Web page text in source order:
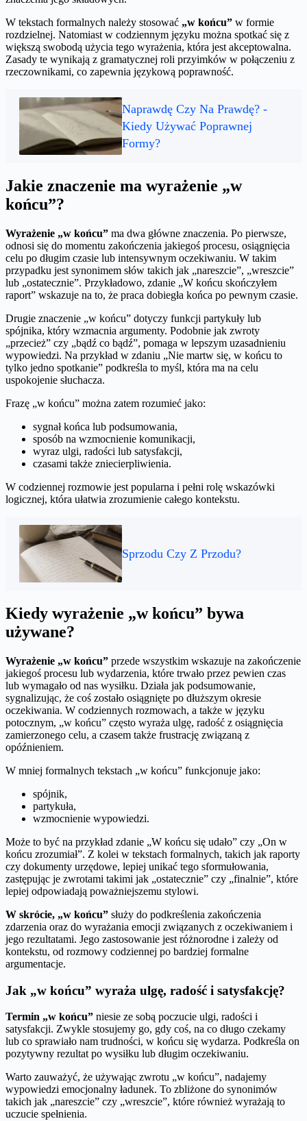
W tekstach formalnych należy stosować „w końcu” w formie
rozdzielnej. Natomiast w codziennym języku można spotkać się z
większą swobodą użycia tego wyrażenia, która jest akceptowalna.
Zasady te wynikają z gramatycznej roli przyimków w połączeniu z
rzeczownikami, co zapewnia językową poprawność.
Naprawdę Czy Na Prawdę? -
Kiedy Używać Poprawnej
Formy?
Jakie znaczenie ma wyrażenie „w
końcu”?
Wyrażenie „w końcu” ma dwa główne znaczenia. Po pierwsze,
odnosi się do momentu zakończenia jakiegoś procesu, osiągnięcia
celu po długim czasie lub intensywnym oczekiwaniu. W takim
przypadku jest synonimem słów takich jak „nareszcie”, „wreszcie”
lub „ostatecznie”. Przykładowo, zdanie „W końcu skończyłem
raport” wskazuje na to, że praca dobiegła końca po pewnym czasie.
Drugie znaczenie „w końcu” dotyczy funkcji partykuły lub
spójnika, który wzmacnia argumenty. Podobnie jak zwroty
„przecież” czy „bądź co bądź”, pomaga w lepszym uzasadnieniu
wypowiedzi. Na przykład w zdaniu „Nie martw się, w końcu to
tylko jedno spotkanie” podkreśla to myśl, która ma na celu
uspokojenie słuchacza.
Frazę „w końcu” można zatem rozumieć jako:
sygnał końca lub podsumowania,
sposób na wzmocnienie komunikacji,
wyraz ulgi, radości lub satysfakcji,
czasami także zniecierpliwienia.
W codziennej rozmowie jest popularna i pełni rolę wskazówki
logicznej, która ułatwia zrozumienie całego kontekstu.
Sprzodu Czy Z Przodu?
Kiedy wyrażenie „w końcu” bywa
używane?
Wyrażenie „w końcu” przede wszystkim wskazuje na zakończenie
jakiegoś procesu lub wydarzenia, które trwało przez pewien czas
lub wymagało od nas wysiłku. Działa jak podsumowanie,
sygnalizując, że coś zostało osiągnięte po dłuższym okresie
oczekiwania. W codziennych rozmowach, a także w języku
potocznym, „w końcu” często wyraża ulgę, radość z osiągnięcia
zamierzonego celu, a czasem także frustrację związaną z
opóźnieniem.
W mniej formalnych tekstach „w końcu” funkcjonuje jako:
spójnik,
partykuła,
wzmocnienie wypowiedzi.
Może to być na przykład zdanie „W końcu się udało” czy „On w
końcu zrozumiał”. Z kolei w tekstach formalnych, takich jak raporty
czy dokumenty urzędowe, lepiej unikać tego sformułowania,
zastępując je zwrotami takimi jak „ostatecznie” czy „finalnie”, które
lepiej odpowiadają poważniejszemu stylowi.
W skrócie, „w końcu” służy do podkreślenia zakończenia
zdarzenia oraz do wyrażania emocji związanych z oczekiwaniem i
jego rezultatami. Jego zastosowanie jest różnorodne i zależy od
kontekstu, od rozmowy codziennej po bardziej formalne
argumentacje.
Jak „w końcu” wyraża ulgę, radość i satysfakcję?
Termin „w końcu” niesie ze sobą poczucie ulgi, radości i
satysfakcji. Zwykle stosujemy go, gdy coś, na co długo czekamy
lub co sprawiało nam trudności, w końcu się wydarza. Podkreśla on
pozytywny rezultat po wysiłku lub długim oczekiwaniu.
Warto zauważyć, że używając zwrotu „w końcu”, nadajemy
wypowiedzi emocjonalny ładunek. To zbliżone do synonimów
takich jak „nareszcie” czy „wreszcie”, które również wyrażają to
uczucie spełnienia.